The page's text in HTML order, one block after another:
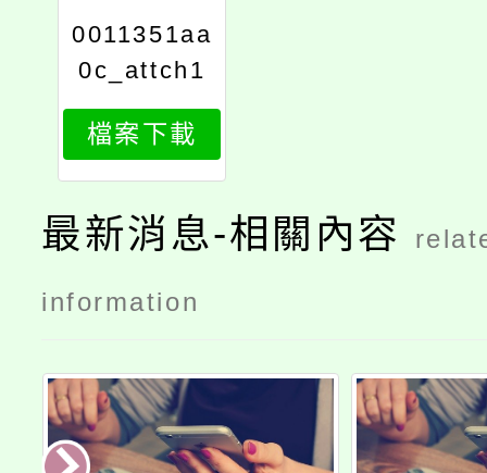
0011351aa
0c_attch1
檔案下載
最新消息-相關內容
information